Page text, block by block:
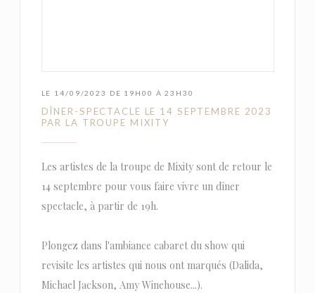
LE 14/09/2023 DE 19H00 À 23H30
DÎNER-SPECTACLE LE 14 SEPTEMBRE 2023
PAR LA TROUPE MIXITY
Les artistes de la troupe de Mixity sont de retour le
14 septembre pour vous faire vivre un dîner
spectacle, à partir de 19h.
Plongez dans l'ambiance cabaret du show qui
revisite les artistes qui nous ont marqués (Dalida,
Michael Jackson, Amy Winehouse...).